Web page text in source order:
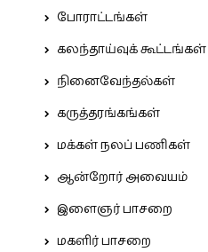
போராட்டங்கள்
கலந்தாய்வுக் கூட்டங்கள்
நினைவேந்தல்கள்
கருத்தரங்கங்கள்
மக்கள் நலப் பணிகள்
ஆன்றோர் அவையம்
இளைஞர் பாசறை
மகளிர் பாசறை